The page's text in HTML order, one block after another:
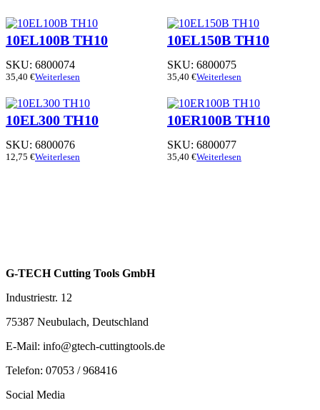
10EL100B TH10
SKU: 6800074
35,40 €Weiterlesen
10EL150B TH10
SKU: 6800075
35,40 €Weiterlesen
10EL300 TH10
SKU: 6800076
12,75 €Weiterlesen
10ER100B TH10
SKU: 6800077
35,40 €Weiterlesen
G-TECH Cutting Tools GmbH
Industriestr. 12
75387 Neubulach, Deutschland
E-Mail: info@gtech-cuttingtools.de
Telefon: 07053 / 968416
Social Media